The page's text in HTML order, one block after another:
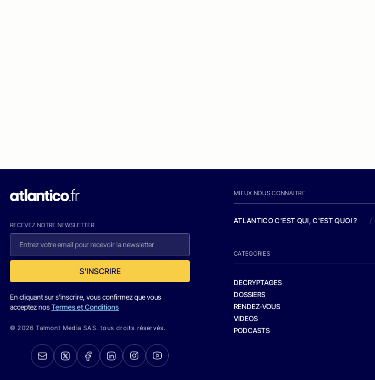
RECEVEZ NOTRE NEWSLETTER
S'INSCRIRE
En cliquant sur s'inscrire, vous confirmez que vous
acceptez nosTermes et Conditions
© 2026 Talmont Media SAS. tous droits réservés.
MIEUX NOUS CONNAITRE
ATLANTICO C'EST QUI, C'EST QUOI ? /
CATEGORIES
DECRYPTAGES
DOSSIERS
RENDEZ-VOUS
VIDEOS
PODCASTS